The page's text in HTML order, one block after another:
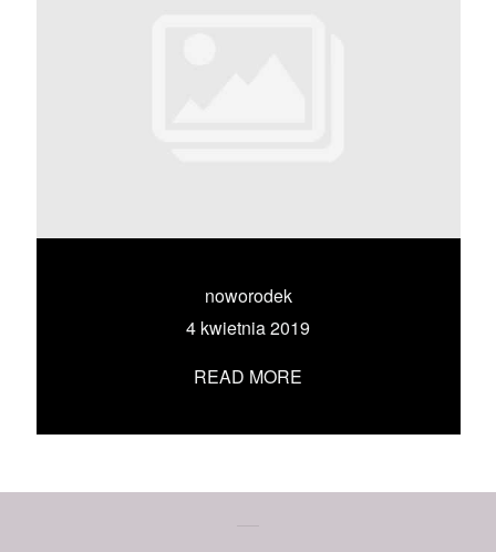
noworodek
4 kwietnia 2019
READ MORE
UMÓW SIĘ ZE MNĄ →